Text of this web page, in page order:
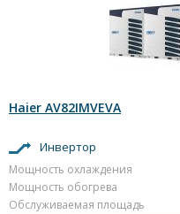
Haier AV82IMVEVA
Инвертор
Мощность охлаждения
Мощность обогрева
Обслуживаемая площадь